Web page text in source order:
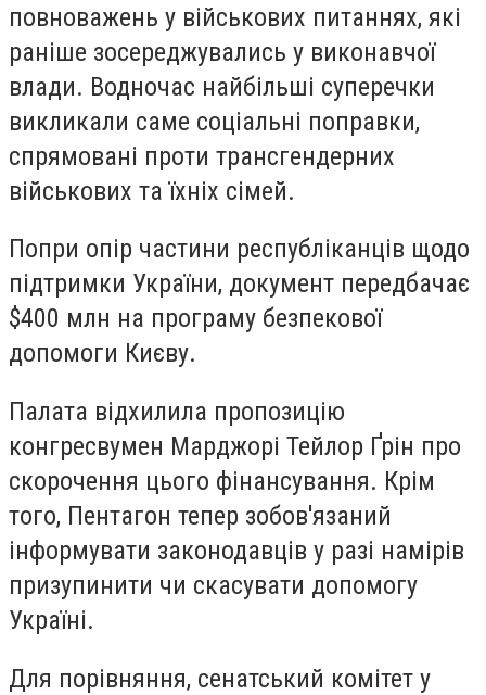
повноважень у військових питаннях, які
раніше зосереджувались у виконавчої
влади. Водночас найбільші суперечки
викликали саме соціальні поправки,
спрямовані проти трансгендерних
військових та їхніх сімей.
Попри опір частини республіканців щодо
підтримки України, документ передбачає
$400 млн на програму безпекової
допомоги Києву.
Палата відхилила пропозицію
конгресвумен Марджорі Тейлор Ґрін про
скорочення цього фінансування. Крім
того, Пентагон тепер зобов'язаний
інформувати законодавців у разі намірів
призупинити чи скасувати допомогу
Україні.
Для порівняння, сенатський комітет у